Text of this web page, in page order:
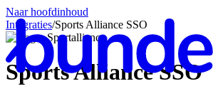
Naar hoofdinhoud
Integraties/Sports Alliance SSO
Sports Alliance SSO